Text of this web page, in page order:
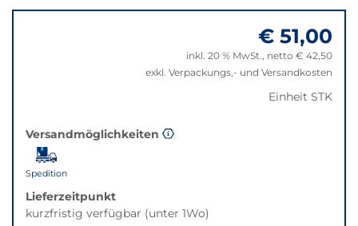
der
gewünschten
Variante.
zu
€ 51,00
inkl. 20 % MwSt., netto € 42,50
exkl. Verpackungs,- und Versandkosten
Einheit STK
Versandmöglichkeiten
Spedition
Lieferzeitpunkt
kurzfristig verfügbar (unter 1Wo)